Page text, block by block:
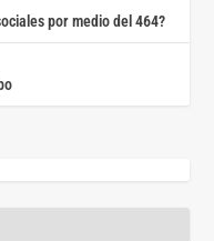
por medio del 464?